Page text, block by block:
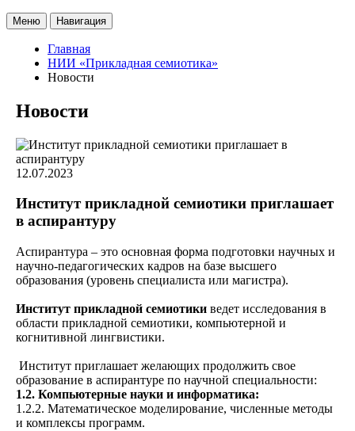
Меню Навигация
Главная
НИИ «Прикладная семиотика»
Новости
Новости
12.07.2023
Институт прикладной семиотики приглашает
в аспирантуру
Аспирантура – это основная форма подготовки научных и
научно-педагогических кадров на базе высшего
образования (уровень специалиста или магистра).
Институт прикладной семиотики ведет исследования в
области прикладной семиотики, компьютерной и
когнитивной лингвистики.
Институт приглашает желающих продолжить свое
образование в аспирантуре по научной специальности:
1.2. Компьютерные науки и информатика:
1.2.2. Математическое моделирование, численные методы
и комплексы программ.